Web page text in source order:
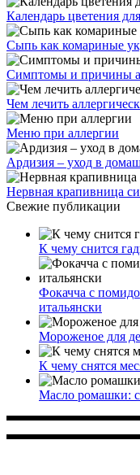
Календарь цветения
Сыпь как комариные
Симптомы и причины
Чем лечить
Меню при аллергии
Ардизия – уход в
Нервная крапивница
Свежие публикации
К чему снится
Фокачча с
итальянски
Мороженое для
К чему снятся
Масло ромашки: